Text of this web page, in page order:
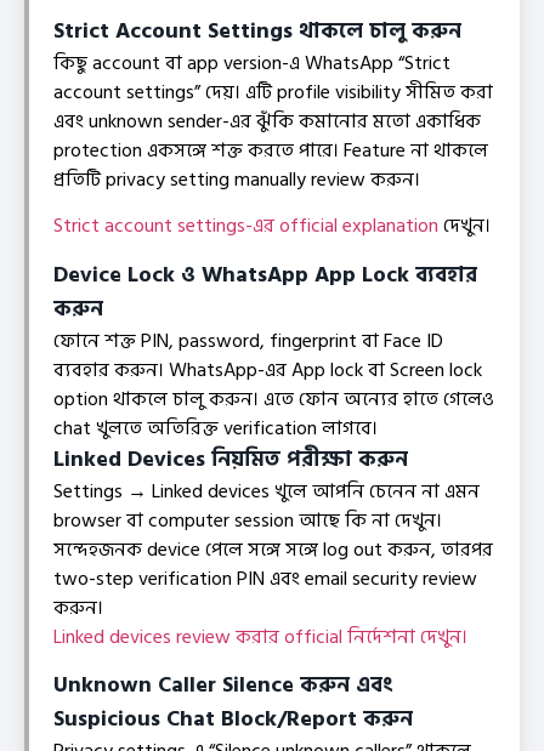
Strict Account Settings থাকলে চালু করুন
কিছু account বা app version-এ WhatsApp “Strict
account settings” দেয়। এটি profile visibility সীমিত করা
এবং unknown sender-এর ঝুঁকি কমানোর মতো একাধিক
protection একসঙ্গে শক্ত করতে পারে। Feature না থাকলে
প্রতিটি privacy setting manually review করুন।
Strict account settings-এর official explanationদেখুন।
Device Lock ও WhatsApp App Lock ব্যবহার
করুন
ফোনে শক্ত PIN, password, fingerprint বা Face ID
ব্যবহার করুন। WhatsApp-এর App lock বা Screen lock
option থাকলে চালু করুন। এতে ফোন অন্যের হাতে গেলেও
chat খুলতে অতিরিক্ত verification লাগবে।
Linked Devices নিয়মিত পরীক্ষা করুন
Settings → Linked devices খুলে আপনি চেনেন না এমন
browser বা computer session আছে কি না দেখুন।
সন্দেহজনক device পেলে সঙ্গে সঙ্গে log out করুন, তারপর
two-step verification PIN এবং email security review
করুন।
Linked devices review করার official নির্দেশনা দেখুন।
Unknown Caller Silence করুন এবং
Suspicious Chat Block/report করুন